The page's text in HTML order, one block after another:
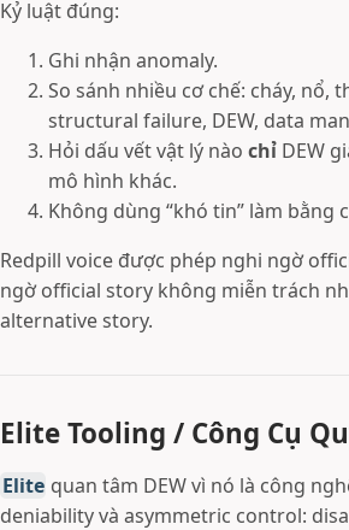
Kỷ luật đúng:
Ghi nhận anomaly.
So sánh nhiều cơ chế: cháy, nổ,
structural failure, DEW, data
Hỏi dấu vết vật lý nào chỉ DEW
mô hình khác.
Không dùng “khó tin” làm bằng
Redpill voice được phép nghi ngờ
ngờ official story không miễn trách
alternative story.
Elite Tooling / Công Cụ
Elite quan tâm DEW vì nó là công
deniability và asymmetric control: